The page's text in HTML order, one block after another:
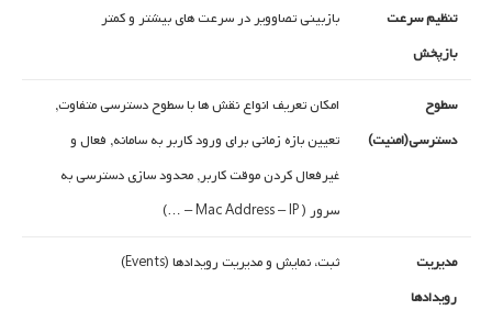
تنظیم سرعت
بازپخش
بازبینی تصاوویر در سرعت های بیشتر و کمتر
سطوح
دسترسی(امنیت)
امکان تعریف انواع نقش ها با سطوح دسترسی متفاوت,
تعیین بازه زمانی برای ورود کاربر به سامانه, فعال و
غیرفعال کردن موقت کاربر, محدود سازی دسترسی به
سرور ( Mac Address – IP – …)
مدیریت
رویدادها
ثبت، نمایش و مدیریت رویدادها (Events)